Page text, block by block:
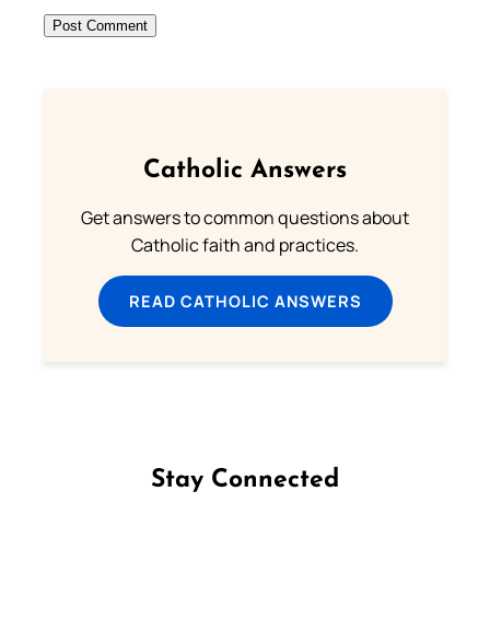
Catholic Answers
Get answers to common questions about
Catholic faith and practices.
READ CATHOLIC ANSWERS
Stay Connected